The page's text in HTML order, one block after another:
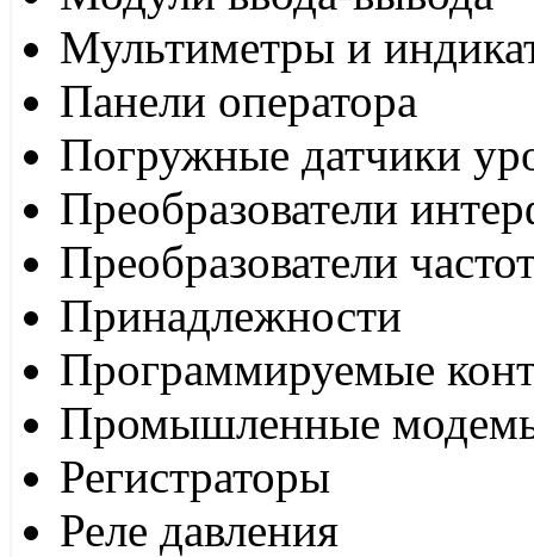
Мультиметры и
Панели оператора
Погружные датчики
Преобразователи
Преобразователи
Принадлежности
Программируемые
Промышленные
Регистраторы
Реле давления